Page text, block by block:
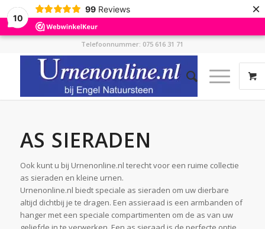
10
99 Reviews ×
Telefoonnummer: 075 616 31 71
AS SIERADEN
Ook kunt u bij Urnenonline.nl terecht voor een ruime collectie
as sieraden en kleine urnen.
Urnenonline.nl biedt speciale as sieraden om uw dierbare
altijd dichtbij je te dragen. Een assieraad is een armbanden of
hanger met een speciale compartimenten om de as van uw